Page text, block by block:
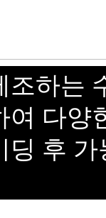
조하는
여 다양
딩 후